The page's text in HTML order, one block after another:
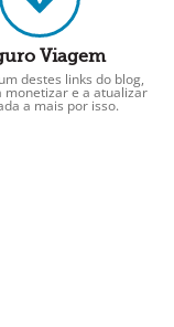
Viagem
destes links do blog,
monetizar e a atualizar
a mais por isso.